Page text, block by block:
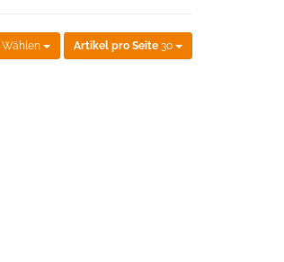
Wählen Artikel pro Seite 30